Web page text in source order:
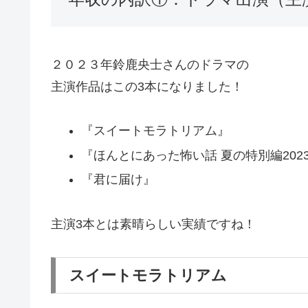
２０２３年鈴鹿央士さんのドラマの
主演作品はこの3本になりました！
『スイートモラトリアム』
『ほんとにあった怖い話 夏の特別編
『君に届け』
主演3本とは素晴らしい実績ですね！
スイートモラトリアム